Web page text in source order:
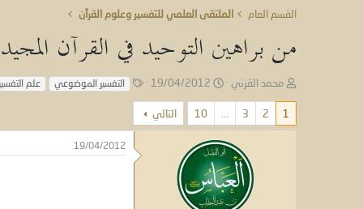
القسم العام الملتقى العلمي للتفسير وعلوم القرآن
من براهين التوحيد في القرآن المجيد
ب
د
ئ
محمد القرني
ت
ي
خ
ا
ل
ب
د
19/04/2012
ا
م
التفسير الموضوعي علم التفسير
1
2
3
10 التالي
19/04/2012